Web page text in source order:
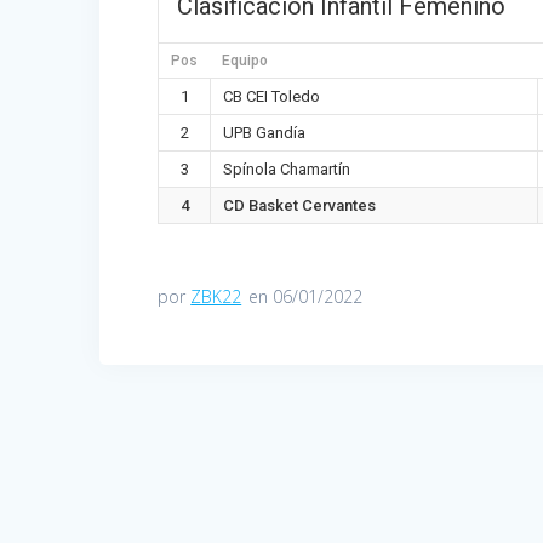
Clasificación Infantil Femenino
Pos Equipo
1 CB CEI Toledo
2
UPB Gandía
3
Spínola Chamartín
4
CD Basket Cervantes
por ZBK22 en 06/01/2022